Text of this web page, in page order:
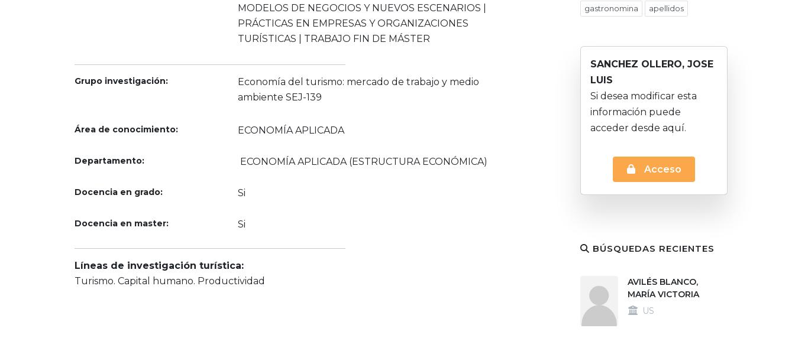
MODELOS DE NEGOCIOS Y NUEVOS ESCENARIOS |
PRÁCTICAS EN EMPRESAS Y ORGANIZACIONES
TURÍSTICAS | TRABAJO FIN DE MÁSTER
Grupo investigación:
Economía del turismo: mercado de trabajo y medio
ambiente SEJ-139
Área de conocimiento: ECONOMÍA APLICADA
Departamento: ECONOMÍA APLICADA (ESTRUCTURA ECONÓMICA)
Docencia en grado: Si
Docencia en master: Si
Líneas de investigación turística:
Turismo. Capital humano. Productividad
gastronomina
apellidos
SANCHEZ OLLERO, JOSE
LUIS
Si desea modificar esta
información puede
acceder desde aquí.
Acceso
BÚSQUEDAS RECIENTES
AVILÉS BLANCO,
MARÍA VICTORIA
US